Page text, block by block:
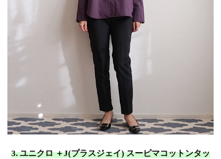
3. ユニクロ ＋J(プラスジェイ) スーピマコットンタッ